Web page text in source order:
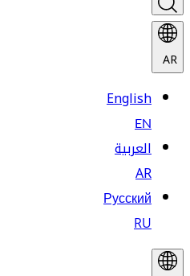
AR
English
EN
العربية
AR
Русский
RU